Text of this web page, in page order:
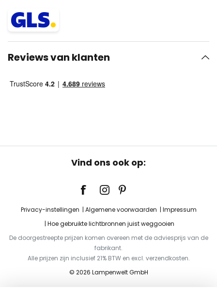
Reviews van klanten
Vind ons ook op:
Privacy-instellingen Algemene voorwaarden
Impressum
Hoe gebruikte lichtbronnen juist weggooien
De doorgestreepte prijzen komen overeen met de adviesprijs van de
fabrikant.
Alle prijzen zijn inclusief 21% BTW en excl. verzendkosten.
© 2026 Lampenwelt GmbH